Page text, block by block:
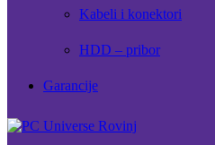
Kabeli i konektori
HDD – pribor
Garancije